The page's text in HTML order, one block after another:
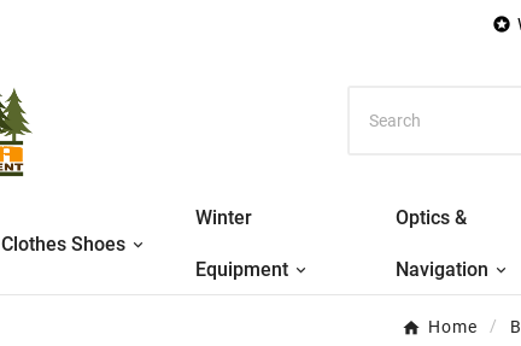

Clothes Shoes
Winter
Equipment
Optics &
Navigation
Home